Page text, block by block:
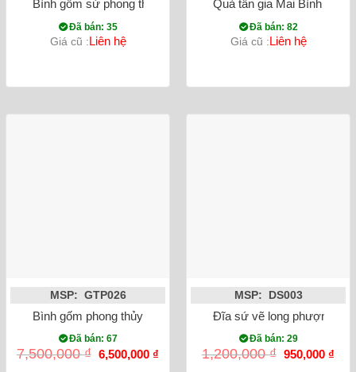
Bình gốm sứ phong thủy tỏi chim công đắp nổi màu đỏ
Đã bán: 35
Giá cũ :Liên hệ
Quà tân gia Mai Bình tích
Đã bán: 82
Giá cũ :Liên hệ
MSP: GTP026
Bình gốm phong thủy mai bình chim công đắp nổi màu xanh
Đã bán: 67
7,500,000₫ Giá
gốc
6,500,000 ₫
MSP: DS003
Đĩa sứ vẽ long phượng
Đã bán: 29
1,200,000₫ Giá
950,000 ₫